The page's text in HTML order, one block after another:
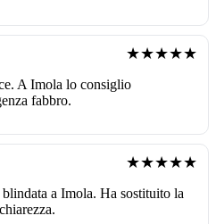
★★★★★
A Imola lo consiglio
fabbro.
★★★★★
a Imola. Ha sostituito la